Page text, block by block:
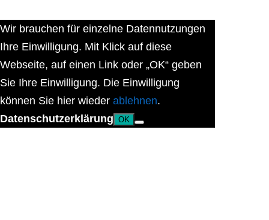
Wir brauchen für einzelne Datennutzungen
Ihre Einwilligung. Mit Klick auf diese
Webseite, auf einen Link oder „OK“ geben
Sie Ihre Einwilligung. Die Einwilligung
können Sie hier wieder ablehnen.
Datenschutzerklärung OK